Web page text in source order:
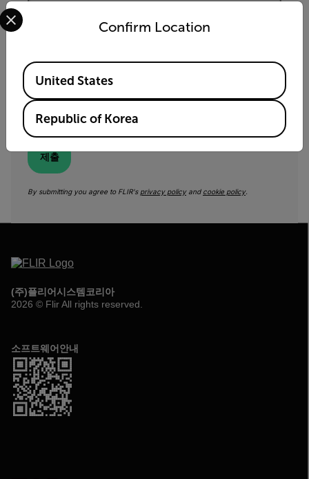
from FLIR.
제출
By submitting you agree to FLIR's privacy policyand cookie policy.
(주)플리어시스템코리아
2026 © Flir All rights reserved.
소프트웨어안내
Confirm Location
Select your preferred country and language from the
Available Locations
United States
Republic of Korea